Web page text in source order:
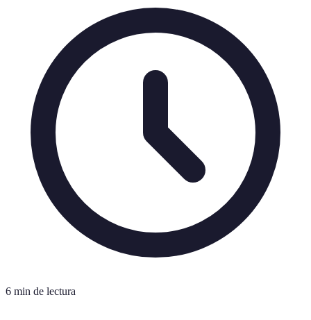
6 min de lectura